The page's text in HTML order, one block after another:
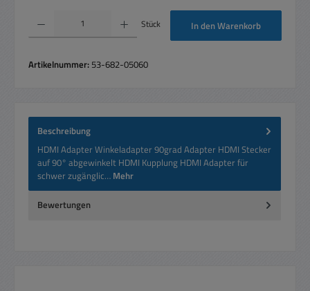
Produkt Anzahl: Gib den gewünschten Wert ein oder benutze die Schaltflächen um
Stück In den Warenkorb
Artikelnummer: 53-682-05060
Beschreibung
HDMI Adapter Winkeladapter 90grad Adapter HDMI Stecker
auf 90° abgewinkelt HDMI Kupplung HDMI Adapter für
schwer zugänglic… Mehr
Bewertungen